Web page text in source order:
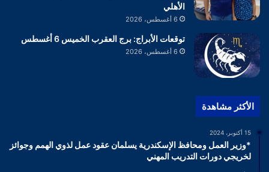
الأهلي
6 أغسطس، 2026
توقعات الأبراج: برج العقرب الخميس 6 أغسطس
6 أغسطس، 2026
الأكثر مشاهدة
15 أكتوبر، 2024
*وزير العمل ومحافظ الإسكندرية يسلمان عقود عمل لذوي الهمم وجوائز
لخريجي دورات التدريب المهني